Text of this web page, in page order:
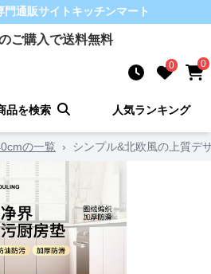
門通販サイト キッチンマート
ご購入で送料無料
0 0
品を検索 人気ランキング
の一覧 › シンプル&北欧風の上質デ